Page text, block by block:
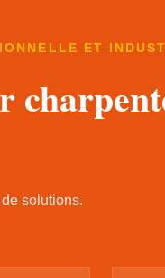
ET
solutions.